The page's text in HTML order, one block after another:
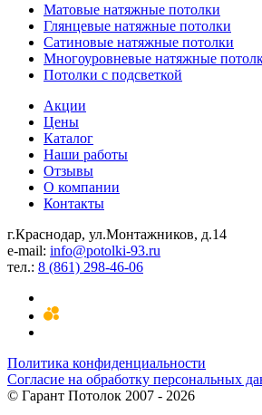
Матовые натяжные потолки
Глянцевые натяжные потолки
Сатиновые натяжные потолки
Многоуровневые натяжные
Потолки с подсветкой
Акции
Цены
Каталог
Наши работы
Отзывы
О компании
Контакты
г.Краснодар, ул.Монтажников, д.14
e-mail: info@potolki-93.ru
тел.: 8 (861) 298-46-06
Политика конфиденциальности
Согласие на обработку персональных
© Гарант Потолок 2007 - 2026